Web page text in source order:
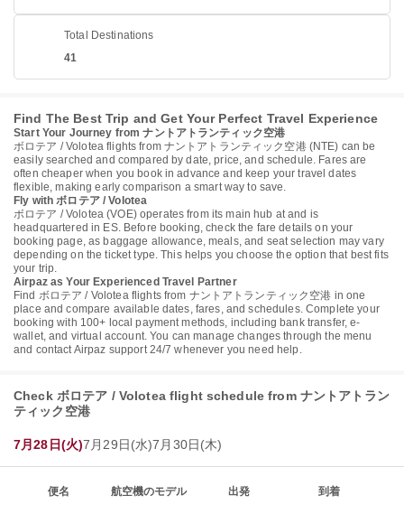
Total Destinations
41
Find The Best Trip and Get Your Perfect Travel Experience
Start Your Journey from ナントアトランティック空港
ボロテア / Volotea flights from ナントアトランティック空港 (NTE) can be
easily searched and compared by date, price, and schedule. Fares are
often cheaper when you book in advance and keep your travel dates
flexible, making early comparison a smart way to save.
Fly with ボロテア / Volotea
ボロテア / Volotea (VOE) operates from its main hub at and is
headquartered in ES. Before booking, check the fare details on your
booking page, as baggage allowance, meals, and seat selection may vary
depending on the ticket type. This helps you choose the option that best fits
your trip.
Airpaz as Your Experienced Travel Partner
Find ボロテア / Volotea flights from ナントアトランティック空港 in one
place and compare available dates, fares, and schedules. Complete your
booking with 100+ local payment methods, including bank transfer, e-
wallet, and virtual account. You can manage changes through the menu
and contact Airpaz support 24/7 whenever you need help.
Check ボロテア / Volotea flight schedule from ナントアトラン
ティック空港
7月28日(火)7月29日(水)7月30日(木)
便名 航空機のモデル 出発 到着